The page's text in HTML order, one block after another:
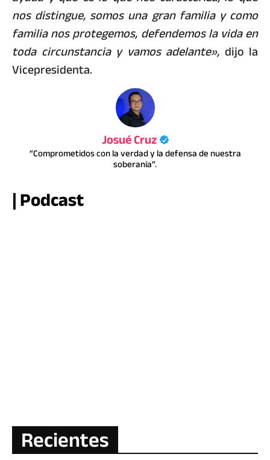
nos distingue, somos una gran familia y como
familia nos protegemos, defendemos la vida en
toda circunstancia y vamos adelante», dijo la
Vicepresidenta.
Josué Cruz
“Comprometidos con la verdad y la defensa de nuestra
soberanía”.
| Podcast
Recientes